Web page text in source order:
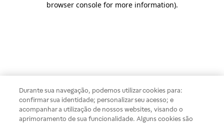
browser console for more information).
Durante sua navegação, podemos utilizar cookies para:
confirmar sua identidade; personalizar seu acesso; e
acompanhar a utilização de nossos websites, visando o
aprimoramento de sua funcionalidade. Alguns cookies são